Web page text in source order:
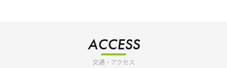
ACCESS
交通・アクセス